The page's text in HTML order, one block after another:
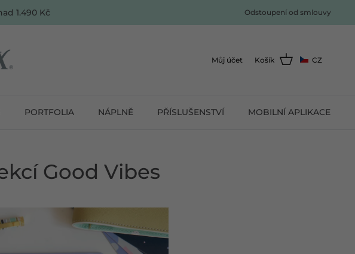
1.490 Kč Odstoupení od smlouvy
Můj účet Košík CZ
PORTFOLIA NÁPLNĚ PŘÍSLUŠENSTVÍ MOBILNÍ APLIKACE
Good Vibes